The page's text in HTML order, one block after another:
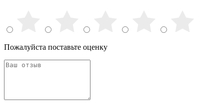
Пожалуйста поставьте оценку